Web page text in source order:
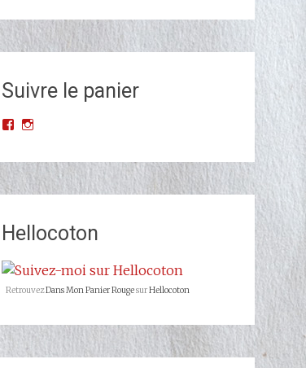
Suivre le panier
Voir
de
Dans-
Mon-
677523068993427/?
ref=br_rs
Facebook
Voir
de
dans_mon_panier_rouge
sur
Hellocoton
RetrouvezDans Mon Panier RougesurHellocoton